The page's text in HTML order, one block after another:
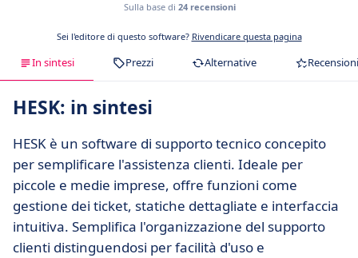
Sulla base di 24 recensioni
Sei l'editore di questo software? Rivendicare questa pagina
In sintesi Prezzi Alternative Recensioni
HESK: in sintesi
HESK è un software di supporto tecnico concepito
per semplificare l'assistenza clienti. Ideale per
piccole e medie imprese, offre funzioni come
gestione dei ticket, statiche dettagliate e interfaccia
intuitiva. Semplifica l'organizzazione del supporto
clienti distinguendosi per facilità d'uso e